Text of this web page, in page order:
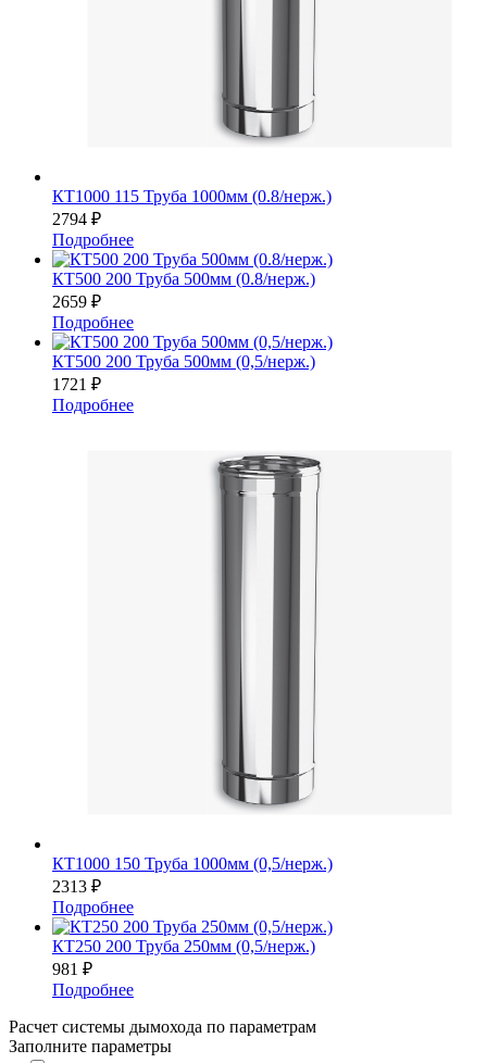
КТ1000 115 Труба 1000мм (0.8/нерж.)
2794 ₽
Подробнее
КТ500 200 Труба 500мм (0.8/нерж.)
2659 ₽
Подробнее
КТ500 200 Труба 500мм (0,5/нерж.)
1721 ₽
Подробнее
КТ1000 150 Труба 1000мм (0,5/нерж.)
2313 ₽
Подробнее
КТ250 200 Труба 250мм (0,5/нерж.)
981 ₽
Подробнее
Расчет системы дымохода по параметрам
Заполните параметры